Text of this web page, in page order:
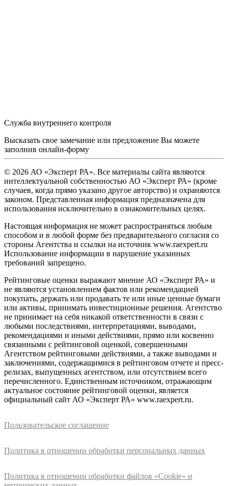
Служба внутреннего контроля
Высказать свое замечание или предложение Вы можете
заполнив онлайн-форму
© 2026 АО «Эксперт РА». Все материалы сайта являются
интеллектуальной собственностью АО «Эксперт РА» (кроме
случаев, когда прямо указано другое авторство) и охраняются
законом. Представленная информация предназначена для
использования исключительно в ознакомительных целях.
Настоящая информация не может распространяться любым
способом и в любой форме без предварительного согласия со
стороны Агентства и ссылки на источник www.raexpert.ru
Использование информации в нарушение указанных
требований запрещено.
Рейтинговые оценки выражают мнение АО «Эксперт РА» и
не являются установлением фактов или рекомендацией
покупать, держать или продавать те или иные ценные бумаги
или активы, принимать инвестиционные решения. Агентство
не принимает на себя никакой ответственности в связи с
любыми последствиями, интерпретациями, выводами,
рекомендациями и иными действиями, прямо или косвенно
связанными с рейтинговой оценкой, совершенными
Агентством рейтинговыми действиями, а также выводами и
заключениями, содержащимися в рейтинговом отчете и пресс-
релизах, выпущенных агентством, или отсутствием всего
перечисленного. Единственным источником, отражающим
актуальное состояние рейтинговой оценки, является
официальный сайт АО «Эксперт РА» www.raexpert.ru.
Пользовательское соглашение
Политика в отношении обработки персональных данных
Политика в отношении обработки файлов «Cookie» и